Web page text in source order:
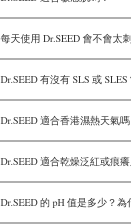
感肌、乾燥肌及濕疹肌使用。
每天使用 Dr.SEED 會不會太
Dr.SEED 有沒有 SLS 或 SLES
Dr.SEED 適合香港濕熱天氣嗎
Dr.SEED 適合乾燥泛紅或痕
Dr.SEED 的 pH 值是多少？為